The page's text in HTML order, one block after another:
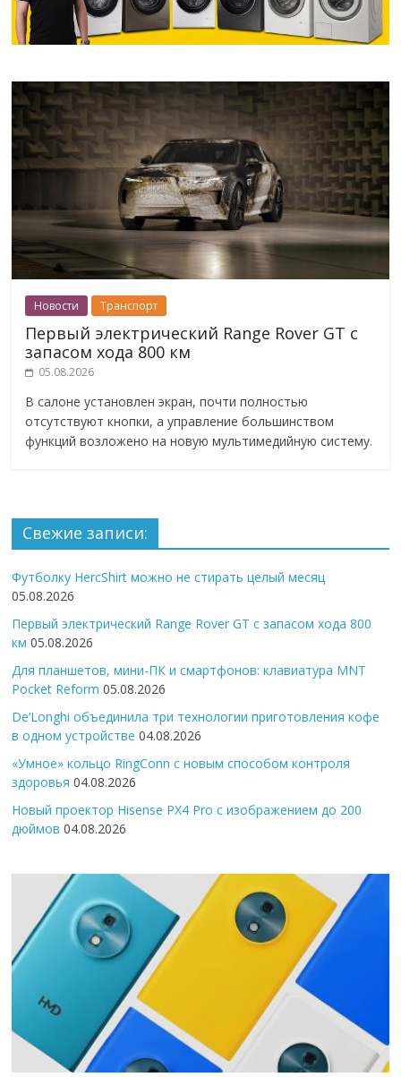
Новости Транспорт
Первый электрический Range Rover GT с
запасом хода 800 км
05.08.2026
В салоне установлен экран, почти полностью
отсутствуют кнопки, а управление большинством
функций возложено на новую мультимедийную систему.
Свежие записи:
Футболку HercShirt можно не стирать целый месяц
05.08.2026
Первый электрический Range Rover GT с запасом хода 800
км 05.08.2026
Для планшетов, мини-ПК и смартфонов: клавиатура MNT
Pocket Reform 05.08.2026
De’Longhi объединила три технологии приготовления кофе
в одном устройстве 04.08.2026
«Умное» кольцо RingConn с новым способом контроля
здоровья 04.08.2026
Новый проектор Hisense PX4 Pro с изображением до 200
дюймов 04.08.2026